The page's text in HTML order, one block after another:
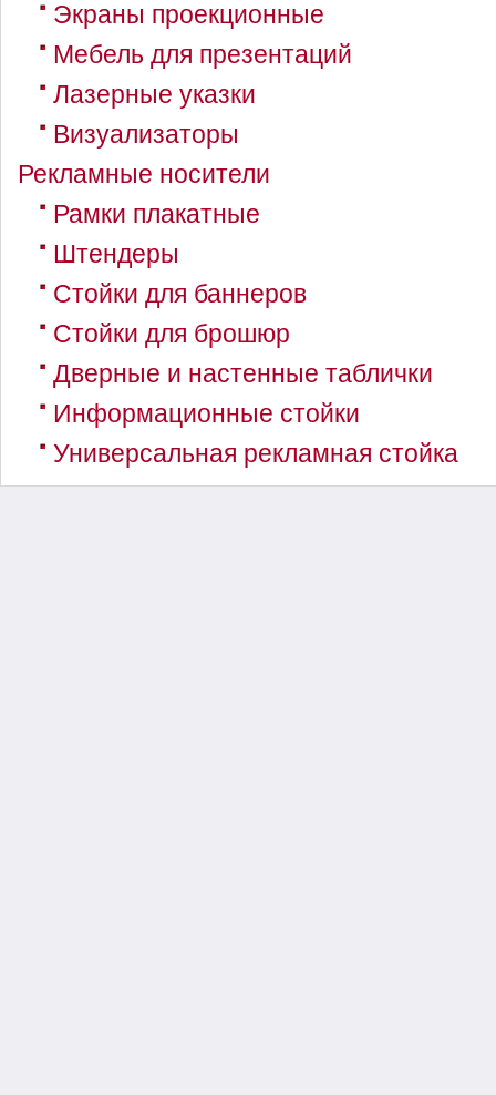
Экраны проекционные
Мебель для презентаций
Лазерные указки
Визуализаторы
Рекламные носители
Рамки плакатные
Штендеры
Стойки для баннеров
Стойки для брошюр
Дверные и настенные таблички
Информационные стойки
Универсальная рекламная стойка